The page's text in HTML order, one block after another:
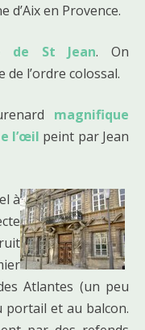
d’Aix en Provence.
de St Jean. On
l’ordre colossal.
magnifique
l’œil peint par Jean
à
Atlantes (un peu
et au balcon.